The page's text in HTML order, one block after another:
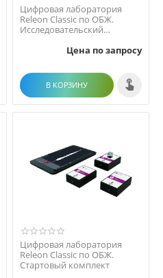
Цифровая лаборатория
Releon Classic по ОБЖ.
Исследовательский
Цена по запросу
В КОРЗИНУ
Цифровая лаборатория
Releon Classic по ОБЖ.
Стартовый комплект